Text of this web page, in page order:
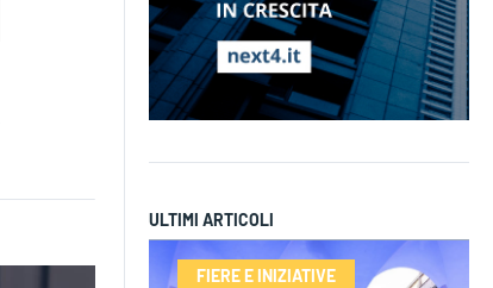
ULTIMI ARTICOLI
FIERE E INIZIATIVE